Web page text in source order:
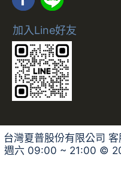
加入Line好友
台灣夏普股份有限公司
週六 09:00 ~ 21:00 ©